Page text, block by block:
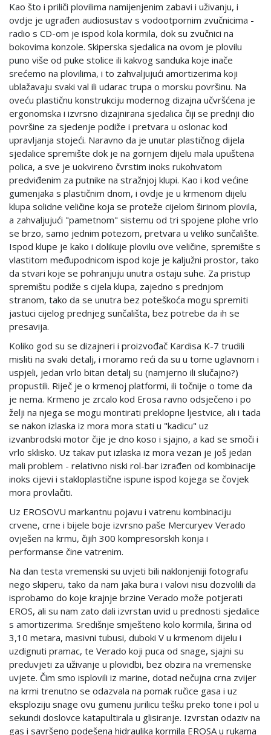
Kao što i priliči plovilima namijenjenim zabavi i uživanju, i
ovdje je ugrađen audiosustav s vodootpornim zvučnicima -
radio s CD-om je ispod kola kormila, dok su zvučnici na
bokovima konzole. Skiperska sjedalica na ovom je plovilu
puno više od puke stolice ili kakvog sanduka koje inače
srećemo na plovilima, i to zahvaljujući amortizerima koji
ublažavaju svaki val ili udarac trupa o morsku površinu. Na
oveću plastičnu konstrukciju modernog dizajna učvršćena je
ergonomska i izvrsno dizajnirana sjedalica čiji se prednji dio
površine za sjedenje podiže i pretvara u oslonac kod
upravljanja stojeći. Naravno da je unutar plastičnog dijela
sjedalice spremište dok je na gornjem dijelu mala upuštena
polica, a sve je uokvireno čvrstim inoks rukohvatom
predviđenim za putnike na stražnjoj klupi. Kao i kod većine
gumenjaka s plastičnim dnom, i ovdje je u krmenom dijelu
klupa solidne veličine koja se proteže cijelom širinom plovila,
a zahvaljujući "pametnom" sistemu od tri spojene plohe vrlo
se brzo, samo jednim potezom, pretvara u veliko sunčalište.
Ispod klupe je kako i dolikuje plovilu ove veličine, spremište s
vlastitom međupodnicom ispod koje je kaljužni prostor, tako
da stvari koje se pohranjuju unutra ostaju suhe. Za pristup
spremištu podiže s cijela klupa, zajedno s prednjom
stranom, tako da se unutra bez poteškoća mogu spremiti
jastuci cijelog prednjeg sunčališta, bez potrebe da ih se
presavija.
Koliko god su se dizajneri i proizvođač Kardisa K-7 trudili
misliti na svaki detalj, i moramo reći da su u tome uglavnom i
uspjeli, jedan vrlo bitan detalj su (namjerno ili slučajno?)
propustili. Riječ je o krmenoj platformi, ili točnije o tome da
je nema. Krmeno je zrcalo kod Erosa ravno odsječeno i po
želji na njega se mogu montirati preklopne ljestvice, ali i tada
se nakon izlaska iz mora mora stati u "kadicu" uz
izvanbrodski motor čije je dno koso i sjajno, a kad se smoči i
vrlo sklisko. Uz takav put izlaska iz mora vezan je još jedan
mali problem - relativno niski rol-bar izrađen od kombinacije
inoks cijevi i stakloplastične ispune ispod kojega se čovjek
mora provlačiti.
Uz EROSOVU markantnu pojavu i vatrenu kombinaciju
crvene, crne i bijele boje izvrsno paše Mercuryev Verado
ovješen na krmu, čijih 300 kompresorskih konja i
performanse čine vatrenim.
Na dan testa vremenski su uvjeti bili naklonjeniji fotografu
nego skiperu, tako da nam jaka bura i valovi nisu dozvolili da
isprobamo do koje krajnje brzine Verado može potjerati
EROS, ali su nam zato dali izvrstan uvid u prednosti sjedalice
s amortizerima. Središnje smješteno kolo kormila, širina od
3,10 metara, masivni tubusi, duboki V u krmenom dijelu i
uzdignuti pramac, te Verado koji puca od snage, sjajni su
preduvjeti za uživanje u plovidbi, bez obzira na vremenske
uvjete. Čim smo isplovili iz marine, dotad nečujna crna zvijer
na krmi trenutno se odazvala na pomak ručice gasa i uz
eksploziju snage ovu gumenu jurilicu tešku preko tone i pol u
sekundi doslovce katapultirala u glisiranje. Izvrstan odaziv na
gas i savršeno podešena hidraulika kormila EROSA u rukama